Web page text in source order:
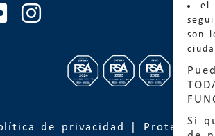
el
son
Si
de privacidad Protección